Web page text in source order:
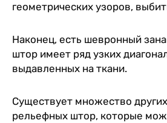
геометрических узоров,
Наконец, есть шевронный
штор имеет ряд узких
выдавленных на ткани.
Существует множество
рельефных штор, которые